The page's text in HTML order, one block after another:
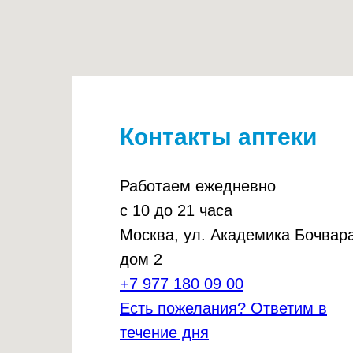
Контакты аптеки
Работаем ежедневно
с 10 до 21 часа
Москва, ул. Академика
дом 2
+7 977 180 09 00
Есть пожелания? Ответим в
течение дня